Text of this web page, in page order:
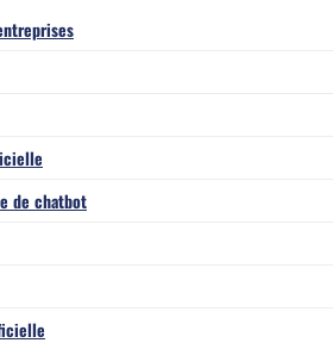
de chatbot